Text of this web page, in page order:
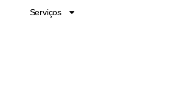
Serviços